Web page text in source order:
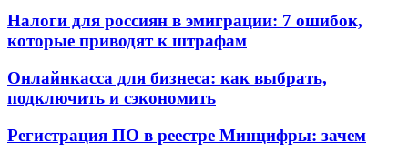
Налоги для россиян в эмиграции: 7 ошибок,
которые приводят к штрафам
Онлайнкасса для бизнеса: как выбрать,
подключить и сэкономить
Регистрация ПО в реестре Минцифры: зачем